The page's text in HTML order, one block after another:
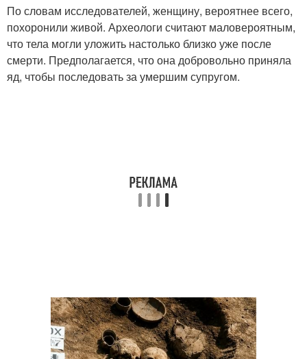
По словам исследователей, женщину, вероятнее всего,
похоронили живой. Археологи считают маловероятным,
что тела могли уложить настолько близко уже после
смерти. Предполагается, что она добровольно приняла
яд, чтобы последовать за умершим супругом.